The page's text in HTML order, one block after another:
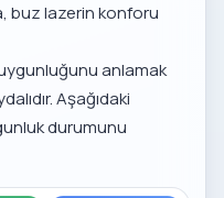
buz lazerin konforu
anlamak
Aşağıdaki
durumunu